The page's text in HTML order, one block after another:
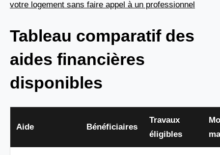
votre logement sans faire appel à un professionnel
Tableau comparatif des
aides financières
disponibles
Aide Bénéficiaires
Travaux
éligibles